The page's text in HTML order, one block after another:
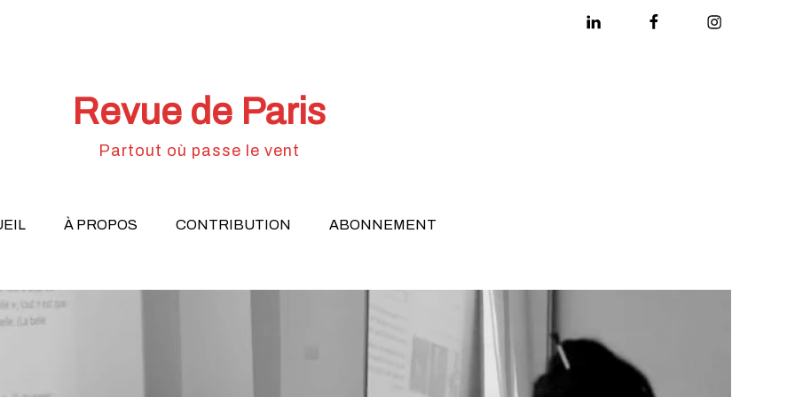
Linkedin FacebookInstagram
Revue de Paris
Partout où passe le vent
À PROPOS CONTRIBUTION ABONNEMENT